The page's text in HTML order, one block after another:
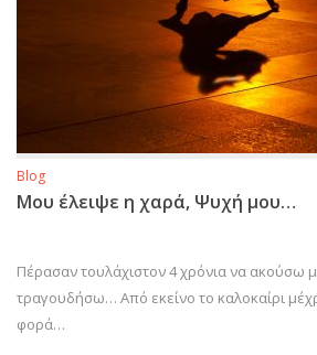
Blog
Μου έλειψε η χαρά, Ψυχή μου…
Πέρασαν τουλάχιστον 4 χρόνια να ακούσω
τραγουδήσω… Από εκείνο το καλοκαίρι
φορά…